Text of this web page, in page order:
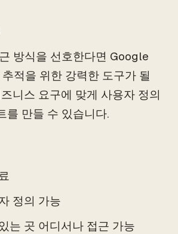
방식을 선호한다면 Google
적을 위한 강력한 도구가 될
니스 요구에 맞게 사용자 정의
를 만들 수 있습니다.
정의 가능
는 곳 어디서나 접근 가능